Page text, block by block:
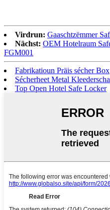
Virdrun: Gaaschtzëmmer
Nächst: OEM Hotelraum
FGM001
Fabrikatioun Präis sécher Box
Sécherheet Metal
Top Open Hotel Safe Locker